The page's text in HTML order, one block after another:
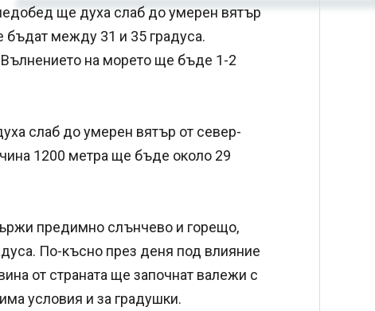
ще духа слаб до умерен вятър
бъдат между 31 и 35 градуса.
Вълнението на морето ще бъде 1-2
слаб до умерен вятър от север-
1200 метра ще бъде около 29
предимно слънчево и горещо,
По-късно през деня под влияние
от страната ще започнат валежи с
условия и за градушки.